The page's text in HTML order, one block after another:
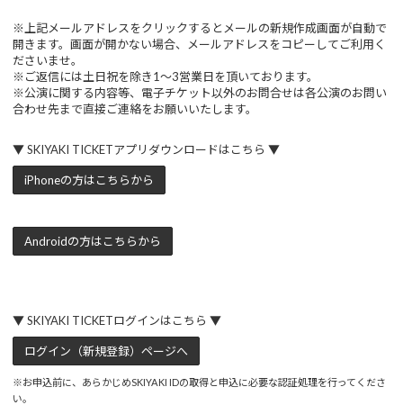
※上記メールアドレスをクリックするとメールの新規作成画面が自動で
開きます。画面が開かない場合、メールアドレスをコピーしてご利用く
ださいませ。
※ご返信には土日祝を除き1〜3営業日を頂いております。
※公演に関する内容等、電子チケット以外のお問合せは各公演のお問い
合わせ先まで直接ご連絡をお願いいたします。
▼ SKIYAKI TICKETアプリダウンロードはこちら ▼
iPhoneの方はこちらから
Androidの方はこちらから
▼ SKIYAKI TICKETログインはこちら ▼
ログイン（新規登録）ページへ
※お申込前に、あらかじめSKIYAKI IDの取得と申込に必要な認証処理を行ってくださ
い。